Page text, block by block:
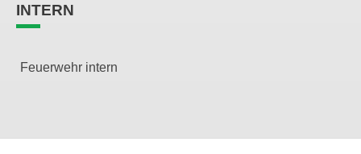
INTERN
Feuerwehr intern